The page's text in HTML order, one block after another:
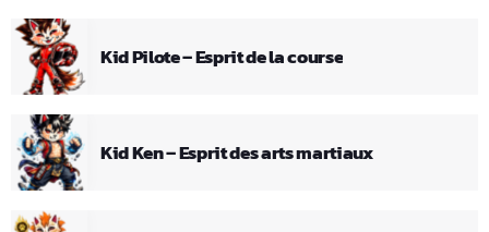
Kid Pilote – Esprit de la course
Kid Ken – Esprit des arts martiaux